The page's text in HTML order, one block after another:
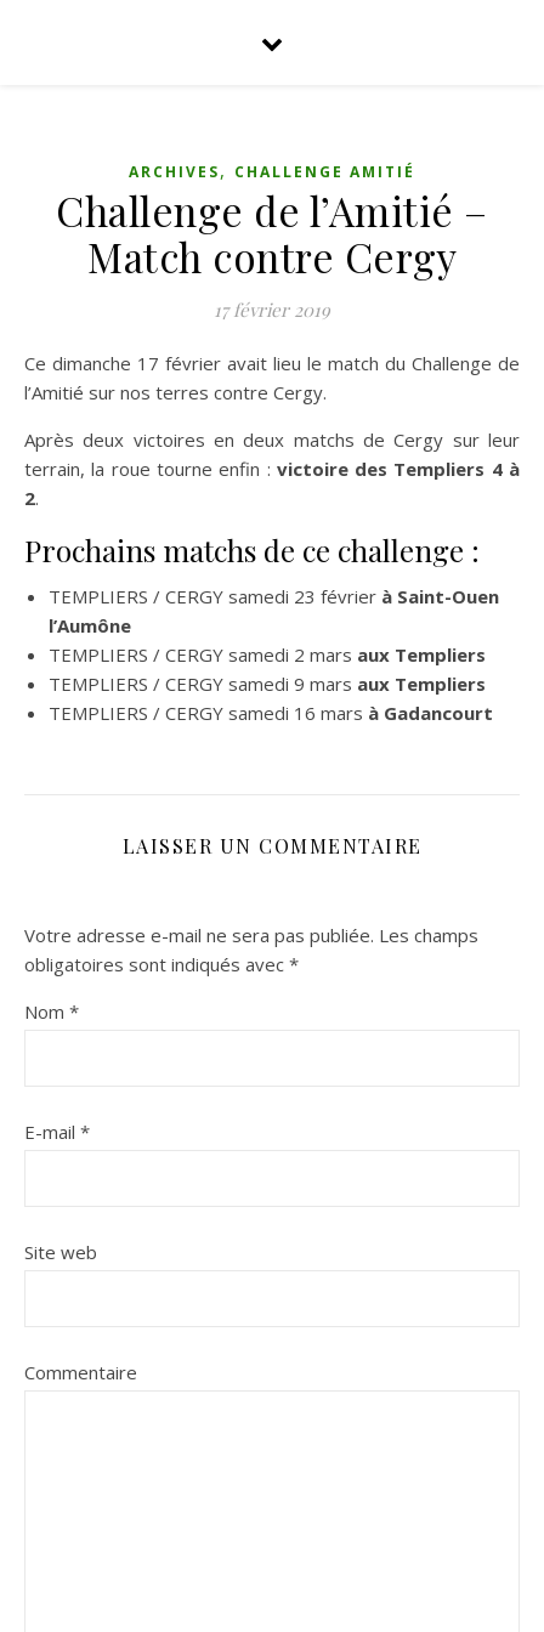
ARCHIVES, CHALLENGE AMITIÉ
Challenge de l’Amitié –
Match contre Cergy
17 février 2019
Ce dimanche 17 février avait lieu le match du Challenge de
l’Amitié sur nos terres contre Cergy.
Après deux victoires en deux matchs de Cergy sur leur
terrain, la roue tourne enfin : victoire des Templiers 4 à
2.
Prochains matchs de ce challenge :
TEMPLIERS / CERGY samedi 23 février à Saint-Ouen
l’Aumône
TEMPLIERS / CERGY samedi 2 mars aux Templiers
TEMPLIERS / CERGY samedi 9 mars aux Templiers
TEMPLIERS / CERGY samedi 16 mars à Gadancourt
LAISSER UN COMMENTAIRE
Votre adresse e-mail ne sera pas publiée. Les champs
obligatoires sont indiqués avec *
Nom *
E-mail *
Site web
Commentaire